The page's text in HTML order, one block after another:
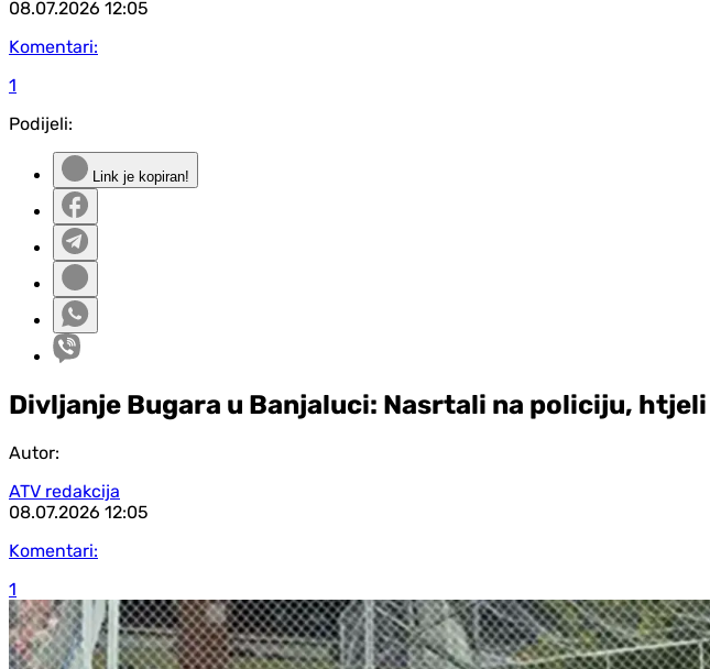
08.07.2026 12:05
Komentari:
1
Podijeli:
Link je kopiran!
Divljanje Bugara u Banjaluci: Nasrtali na policiju,
Autor:
ATV redakcija
08.07.2026 12:05
Komentari:
1